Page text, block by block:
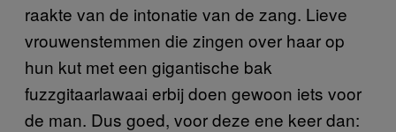
raakte van de intonatie van de zang. Lieve
vrouwenstemmen die zingen over haar op
hun kut met een gigantische bak
fuzzgitaarlawaai erbij doen gewoon iets voor
de man. Dus goed, voor deze ene keer dan: